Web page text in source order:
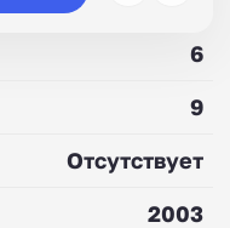
6
9
Отсутствует
2003